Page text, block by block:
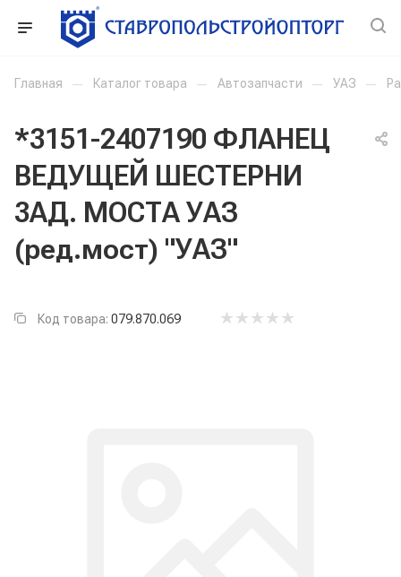
Главная — Каталог товара — Автозапчасти — УАЗ —
*3151-2407190 ФЛАНЕЦ
ВЕДУЩЕЙ ШЕСТЕРНИ
3АД. МОСТА УАЗ
(ред.мост) "УАЗ"
Код товара: 079.870.069